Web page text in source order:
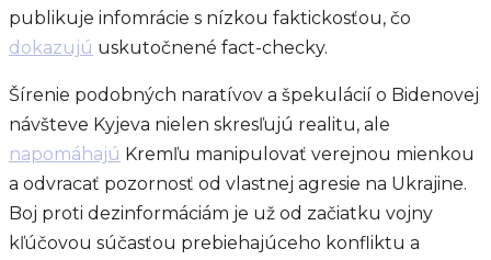
publikuje infomrácie s nízkou faktickosťou, čo
dokazujú uskutočnené fact-checky.
Šírenie podobných naratívov a špekulácií o Bidenovej
návšteve Kyjeva nielen skresľujú realitu, ale
napomáhajú Kremľu manipulovať verejnou mienkou
a odvracať pozornosť od vlastnej agresie na Ukrajine.
Boj proti dezinformáciám je už od začiatku vojny
kľúčovou súčasťou prebiehajúceho konfliktu a